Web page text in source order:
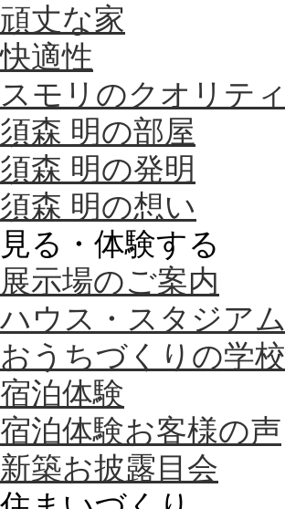
頑丈な家
快適性
スモリのクオリティ
須森 明の部屋
須森 明の発明
須森 明の想い
見る・体験する
展示場のご案内
ハウス・スタジアム
おうちづくりの学校
宿泊体験
宿泊体験お客様の声
新築お披露目会